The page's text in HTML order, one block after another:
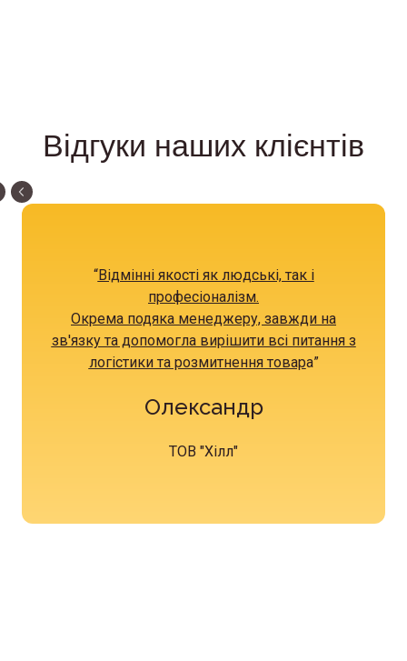
Відгуки наших клієнтів
“Відмінні якості як людські, так і
професіоналізм.
Окрема подяка менеджеру, завжди на
зв'язку та допомогла вирішити всі питання з
логістики та розмитнення товара”
Олександр
ТОВ "Хілл"